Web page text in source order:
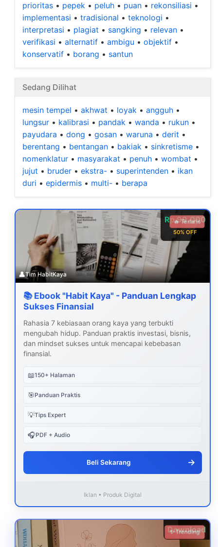
prioritas • pepek • peluh • puan • rekonsiliasi •
implementasi • tradisional • teknologi •
interpretasi • plagiat • sangking • relevan •
verifikasi • alternatif • ambigu • objektif •
konservatif • borang • santun
Sedang Dilihat
mesin tempel • akhwat • loyak • angguh •
lungsur • kalibrasi • pandak • wanda • rukun •
payudara • dong • gosan • waruna • derit •
berentang • bentangan • bakiak • sinkretisme •
nomenklatur • masyarakat • penuh • wombat •
jujut • bruder • ekstra- • superintenden • ikan
duri • epidermis • multi- • berapa
Rp 99.000
50% OFF
🔥 Terlaris
👤Tim HabitKaya
📚 Ebook "Habit Kaya" - Panduan Lengkap
Sukses Finansial
Rahasia 7 kebiasaan orang kaya yang terbukti
mengubah hidup. Panduan praktis investasi, bisnis,
dan mindset sukses untuk mencapai kebebasan
finansial.
📖150+ Halaman
🎯Panduan Praktis
💡Tips Expert
🎧PDF + Audio
Beli Sekarang →
Iklan • Produk Digital
Download
✨ Trending